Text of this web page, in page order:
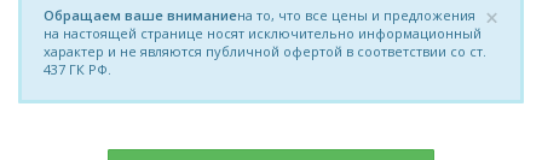
×
Обращаем ваше вниманиена то, что все цены и предложения
на настоящей странице носят исключительно информационный
характер и не являются публичной офертой в соответствии со ст.
437 ГК РФ.